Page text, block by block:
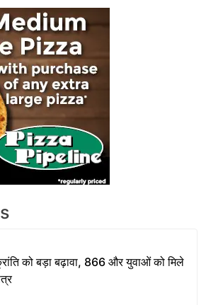
को बड़ा बढ़ावा, 866 और युवाओं को मिले